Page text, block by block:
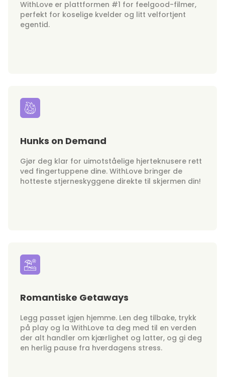
WithLove er plattformen #1 for feelgood-filmer,
perfekt for koselige kvelder og litt velfortjent
egentid.
Hunks on Demand
Gjør deg klar for uimotståelige hjerteknusere rett
ved fingertuppene dine. WithLove bringer de
hotteste stjerneskyggene direkte til skjermen din!
Romantiske Getaways
Legg passet igjen hjemme. Len deg tilbake, trykk
på play og la WithLove ta deg med til en verden
der alt handler om kjærlighet og latter, og gi deg
en herlig pause fra hverdagens stress.